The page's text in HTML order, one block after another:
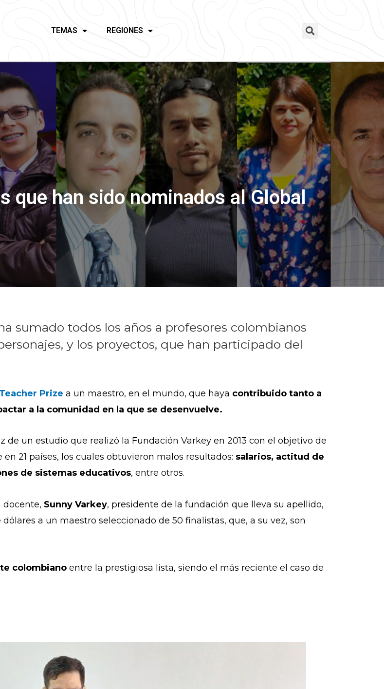
TEMAS REGIONES
que han sido nominados al Global
sumado todos los años a profesores colombianos
y los proyectos, que han participado del
Prize a un maestro, en el mundo, que haya contribuido tanto a
a la comunidad en la que se desenvuelve.
de un estudio que realizó la Fundación Varkey en 2013 con el objetivo de
21 países, los cuales obtuvieron malos resultados: salarios, actitud de
de sistemas educativos, entre otros.
docente, Sunny Varkey, presidente de la fundación que lleva su apellido,
a un maestro seleccionado de 50 finalistas, que, a su vez, son
colombiano entre la prestigiosa lista, siendo el más reciente el caso de